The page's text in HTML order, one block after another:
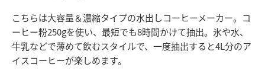
こちらは大容量＆濃縮タイプの水出しコーヒーメーカー。コ
ーヒー粉250gを使い、最短でも8時間かけて抽出。氷や水、
牛乳などで薄めて飲むスタイルで、一度抽出すると4L分のア
イスコーヒーが楽しめます。